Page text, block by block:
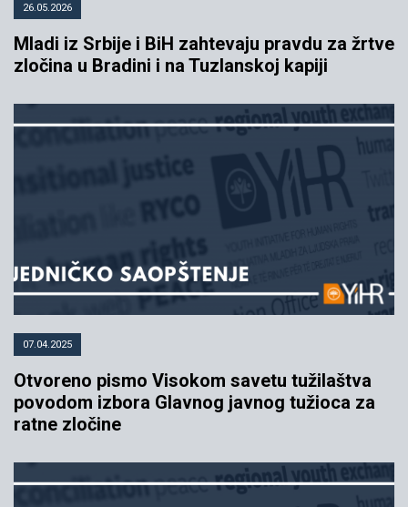
26.05.2026
Mladi iz Srbije i BiH zahtevaju pravdu za žrtve
zločina u Bradini i na Tuzlanskoj kapiji
07.04.2025
Otvoreno pismo Visokom savetu tužilaštva
povodom izbora Glavnog javnog tužioca za
ratne zločine